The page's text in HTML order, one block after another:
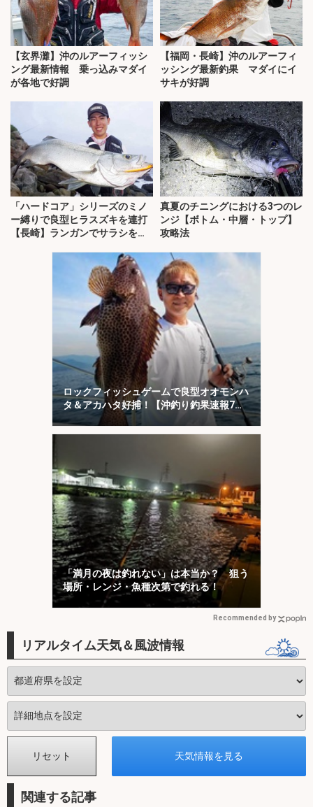
【玄界灘】沖のルアーフィッシ
ング最新情報 乗っ込みマダイ
が各地で好調
【福岡・長崎】沖のルアーフィ
ッシング最新釣果 マダイにイ
サキが好調
「ハードコア」シリーズのミノ
ー縛りで良型ヒラスズキを連打
【長崎】ランガンでサラシを攻
真夏のチニングにおける3つのレ
ンジ【ボトム・中層・トップ】
攻略法
ロックフィッシュゲームで良型オオモンハ
タ＆アカハタ好捕！【沖釣り釣果速報7
選・三重】
「満月の夜は釣れない」は本当か？ 狙う
場所・レンジ・魚種次第で釣れる！
Recommended by
リアルタイム天気＆風波情報
関連する記事